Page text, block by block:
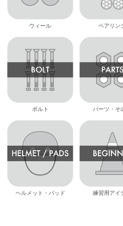
ウィール ベアリン
ボルト パーツ・そ
ヘルメット・パッド 練習用アイ